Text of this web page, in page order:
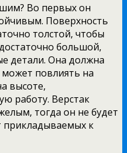
Во первых он
Поверхность
толстой, чтобы
большой,
детали. Она должна
повлиять на
высоте,
работу. Верстак
тогда он не будет
прикладываемых к